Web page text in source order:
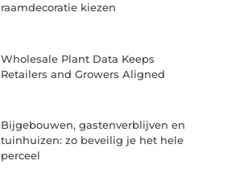
raamdecoratie kiezen
Wholesale Plant Data Keeps
Retailers and Growers Aligned
Bijgebouwen, gastenverblijven en
tuinhuizen: zo beveilig je het hele
perceel